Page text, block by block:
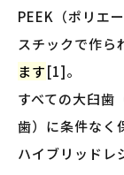
PEEK（ポリエ
スチックで作ら
ます[1]。
すべての大臼歯
歯）に条件なく
ハイブリッドレ